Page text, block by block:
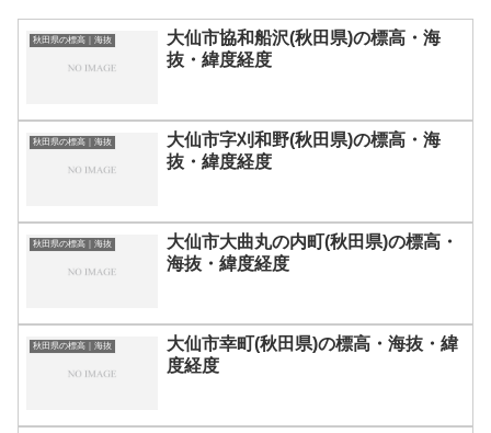
秋田県の標高｜海抜
大仙市協和船沢(秋田県)の標高・海
抜・緯度経度
秋田県の標高｜海抜
大仙市字刈和野(秋田県)の標高・海
抜・緯度経度
秋田県の標高｜海抜
大仙市大曲丸の内町(秋田県)の標高・
海抜・緯度経度
秋田県の標高｜海抜
大仙市幸町(秋田県)の標高・海抜・緯
度経度